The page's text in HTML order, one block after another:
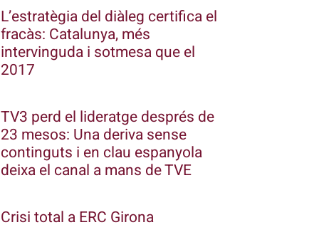
L’estratègia del diàleg certifica el
fracàs: Catalunya, més
intervinguda i sotmesa que el
2017
TV3 perd el lideratge després de
23 mesos: Una deriva sense
continguts i en clau espanyola
deixa el canal a mans de TVE
Crisi total a ERC Girona